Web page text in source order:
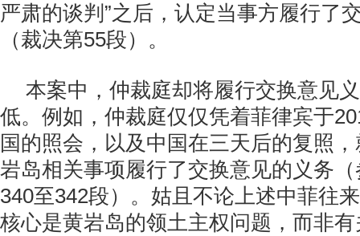
严肃的谈判”之后，认定当事方履行了
（裁决第55段）。
本案中，仲裁庭却将履行交换意见
低。例如，仲裁庭仅仅凭着菲律宾于
国的照会，以及中国在三天后的复照
岩岛相关事项履行了交换意见的义务
340至342段）。姑且不论上述中菲往
核心是黄岩岛的领土主权问题，而非